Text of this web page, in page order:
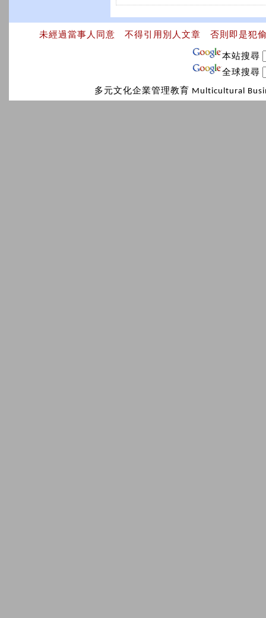
未經過當事人同意 不得引用別人文章 否則即是犯
本站搜尋
全球搜尋
多元文化企業管理教育 Multicultural